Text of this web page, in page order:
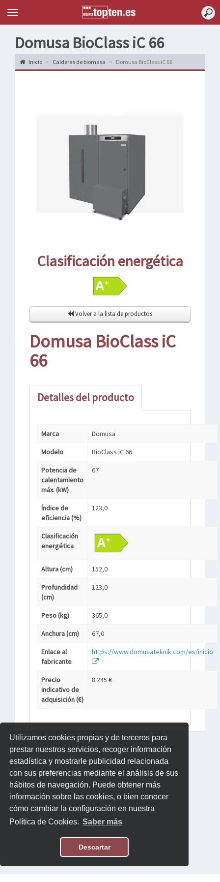
Utilizamos cookies propias y de terceros para
prestar nuestros servicios, recoger información
estadística y mostrarle publicidad relacionada
con sus preferencias mediante el análisis de sus
hábitos de navegación. Puede obtener más
información sobre las cookies, o bien conocer
cómo cambiar la configuración en nuestra
Política de Cookies. Saber más
Descartar
Topten
Menu
Domusa BioClass iC 66
Inicio Calderas de biomasa Domusa BioClass iC 66
Clasificación energética
Volver a la lista de productos
Domusa BioClass iC
66
Detalles del producto
Marca Domusa
Modelo BioClass iC 66
Potencia de
calentamiento
máx. (kW)
67
Índice de
eficiencia (%)
123,0
Clasificación
energética
Altura (cm) 152,0
Profundidad
(cm)
123,0
Peso (kg) 365,0
Anchura (cm) 67,0
Enlace al
fabricante
https://www.domusateknik.com/es/inicio
Precio
indicativo de
adquisición (€)
8.245 €